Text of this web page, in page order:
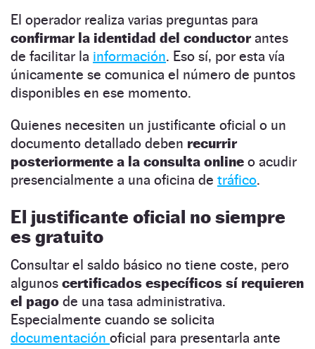
El operador realiza varias preguntas para
confirmar la identidad del conductorantes
de facilitar la información. Eso sí, por esta vía
únicamente se comunica el número de puntos
disponibles en ese momento.
Quienes necesiten un justificante oficial o un
documento detallado deben recurrir
posteriormente a la consulta online o acudir
presencialmente a una oficina de tráfico.
El justificante oficial no siempre
es gratuito
Consultar el saldo básico no tiene coste, pero
algunos certificados específicos sí requieren
el pago de una tasa administrativa.
Especialmente cuando se solicita
documentación oficial para presentarla ante